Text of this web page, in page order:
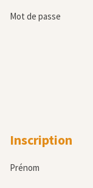
Mot de passe
Inscription
Prénom